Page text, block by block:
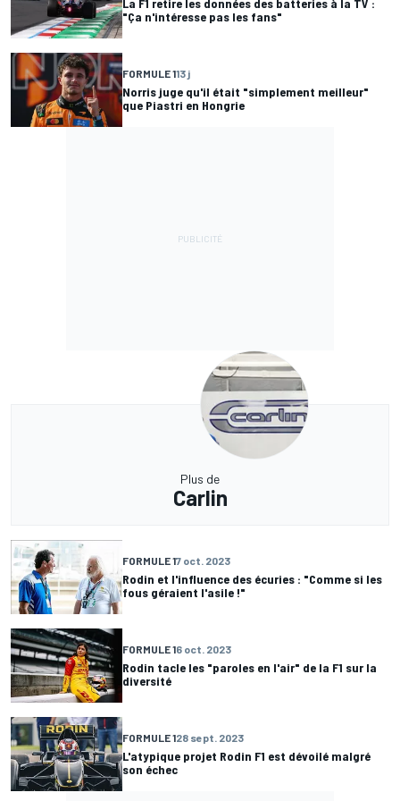
La F1 retire les données des batteries à la TV :
"Ça n'intéresse pas les fans"
FORMULE 113 j
Norris juge qu'il était "simplement meilleur"
que Piastri en Hongrie
Plus de
Carlin
FORMULE 17 oct. 2023
Rodin et l'influence des écuries : "Comme si les
fous géraient l'asile !"
FORMULE 16 oct. 2023
Rodin tacle les "paroles en l'air" de la F1 sur la
diversité
FORMULE 128 sept. 2023
L'atypique projet Rodin F1 est dévoilé malgré
son échec